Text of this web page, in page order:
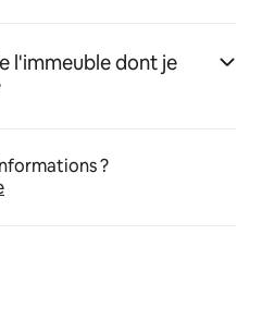
l'immeuble dont je
?